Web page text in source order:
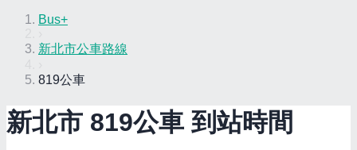
Bus+
新北市公車路線
819公車
新北市 819公車 到站時間